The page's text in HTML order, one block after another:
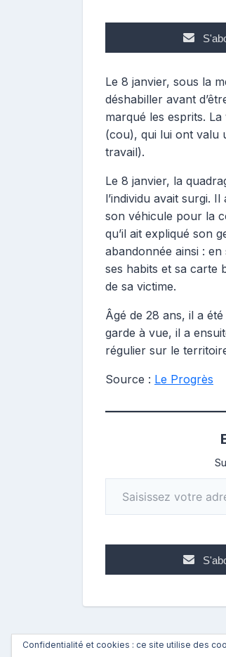
o
n
b
t
r
e
Le 8 janvier, sous la
déshabiller avant
marqué les esprits.
(cou), qui lui ont valu
travail).
Le 8 janvier, la
l’individu avait surgi.
son véhicule pour la
qu’il ait expliqué son
abandonnée ainsi :
ses habits et sa carte
de sa victime.
Âgé de 28 ans, il a
garde à vue, il a
régulier sur le
Source : Le Progrès
Saisissez votre adresse e-mail…
Confidentialité et cookies : ce site utilise des